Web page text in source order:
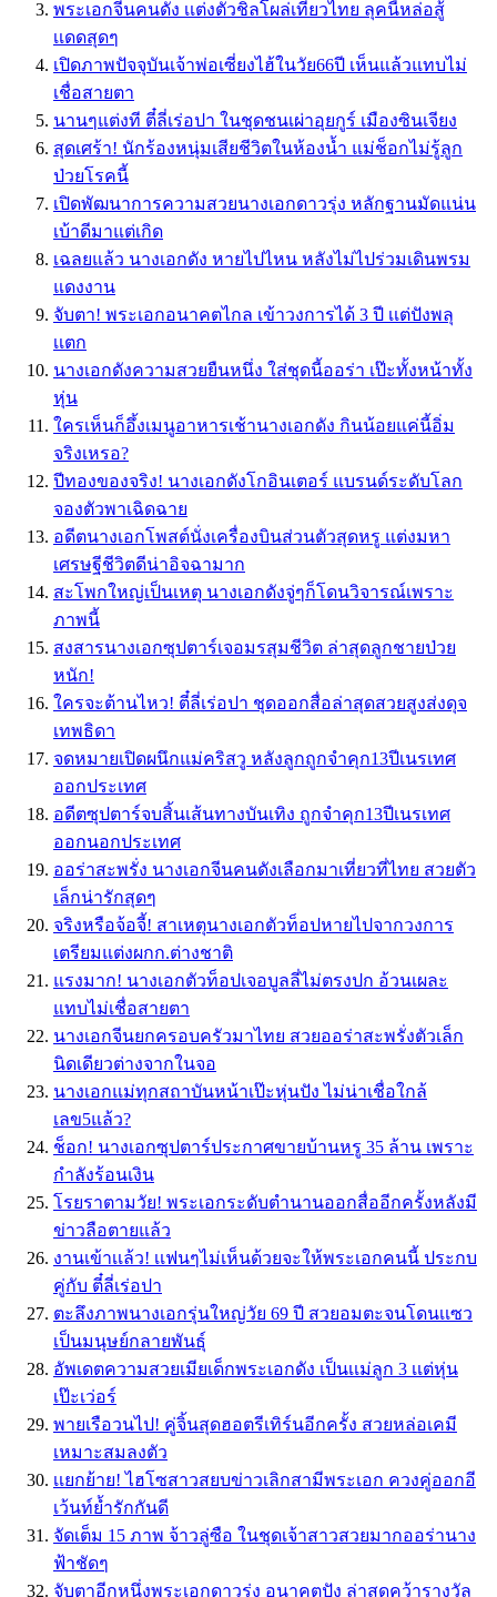
พระเอกจีนคนดัง เเต่งตัวชิลโผล่เที่ยวไทย ลุคนี้หล่อสู้
เเดดสุดๆ
เปิดภาพปัจจุบันเจ้าพ่อเซี่ยงไฮ้ในวัย66ปี เห็นแล้วแทบไม่
เชื่อสายตา
นานๆแต่งที ตี๋ลี่เร่อปา ในชุดชนเผ่าอุยกูร์ เมืองซินเจียง
สุดเศร้า! นักร้องหนุ่มเสียชีวิตในห้องน้ำ แม่ช็อกไม่รู้ลูก
ป่วยโรคนี้
เปิดพัฒนาการความสวยนางเอกดาวรุ่ง หลักฐานมัดแน่น
เบ้าดีมาแต่เกิด
เฉลยแล้ว นางเอกดัง หายไปไหน หลังไม่ไปร่วมเดินพรม
แดงงาน
จับตา! พระเอกอนาคตไกล เข้าวงการได้ 3 ปี เเต่ปังพลุ
เเตก
นางเอกดังความสวยยืนหนึ่ง ใส่ชุดนี้ออร่า เป๊ะทั้งหน้าทั้ง
หุ่น
ใครเห็นก็อึ้งเมนูอาหารเช้านางเอกดัง กินน้อยแค่นี้อิ่ม
จริงเหรอ?
ปีทองของจริง! นางเอกดังโกอินเตอร์ แบรนด์ระดับโลก
จองตัวพาเฉิดฉาย
อดีตนางเอกโพสต์นั่งเครื่องบินส่วนตัวสุดหรู แต่งมหา
เศรษฐีชีวิตดีน่าอิจฉามาก
สะโพกใหญ่เป็นเหตุ นางเอกดังจู่ๆก็โดนวิจารณ์เพราะ
ภาพนี้
สงสารนางเอกซุปตาร์เจอมรสุมชีวิต ล่าสุดลูกชายป่วย
หนัก!
ใครจะต้านไหว! ตี๋ลี่เร่อปา ชุดออกสื่อล่าสุดสวยสูงส่งดุจ
เทพธิดา
จดหมายเปิดผนึกแม่คริสวู หลังลูกถูกจำคุก13ปีเนรเทศ
ออกประเทศ
อดีตซุปตาร์จบสิ้นเส้นทางบันเทิง ถูกจำคุก13ปีเนรเทศ
ออกนอกประเทศ
ออร่าสะพรั่ง นางเอกจีนคนดังเลือกมาเที่ยวที่ไทย สวยตัว
เล็กน่ารักสุดๆ
จริงหรือจ้อจี้! สาเหตุนางเอกตัวท็อปหายไปจากวงการ
เตรียมแต่งผกก.ต่างชาติ
แรงมาก! นางเอกตัวท็อปเจอบูลลี่ไม่ตรงปก อ้วนเผละ
แทบไม่เชื่อสายตา
นางเอกจีนยกครอบครัวมาไทย สวยออร่าสะพรั่งตัวเล็ก
นิดเดียวต่างจากในจอ
นางเอกแม่ทุกสถาบันหน้าเป๊ะหุ่นปัง ไม่น่าเชื่อใกล้
เลข5แล้ว?
ช็อก! นางเอกซุปตาร์ประกาศขายบ้านหรู 35 ล้าน เพราะ
กำลังร้อนเงิน
โรยราตามวัย! พระเอกระดับตำนานออกสื่ออีกครั้งหลังมี
ข่าวลือตายแล้ว
งานเข้าเเล้ว! เเฟนๆไม่เห็นด้วยจะให้พระเอกคนนี้ ประกบ
คู่กับ ตี๋ลี่เร่อปา
ตะลึงภาพนางเอกรุ่นใหญ่วัย 69 ปี สวยอมตะจนโดนเเซว
เป็นมนุษย์กลายพันธุ์
อัพเดตความสวยเมียเด็กพระเอกดัง เป็นเเม่ลูก 3 เเต่หุ่น
เป๊ะเว่อร์
พายเรือวนไป! คู่จิ้นสุดฮอตรีเทิร์นอีกครั้ง สวยหล่อเคมี
เหมาะสมลงตัว
เเยกย้าย! ไฮโซสาวสยบข่าวเลิกสามีพระเอก ควงคู่ออกอี
เว้นท์ย้ำรักกันดี
จัดเต็ม 15 ภาพ จ้าวลู่ซือ ในชุดเจ้าสาวสวยมากออร่านาง
ฟ้าชัดๆ
จับตาอีกหนึ่งพระเอกดาวรุ่ง อนาคตปัง ล่าสุดคว้ารางวัล